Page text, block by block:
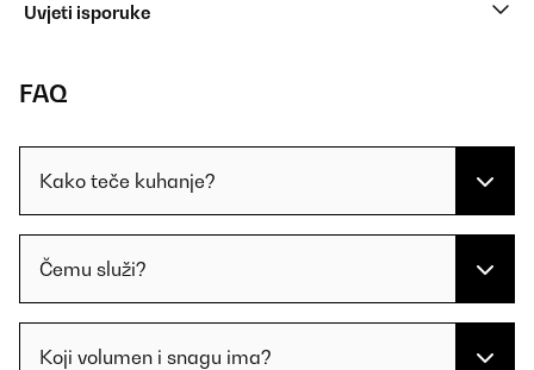
Uvjeti isporuke
FAQ
Kako teče kuhanje?
Čemu služi?
Koji volumen i snagu ima?